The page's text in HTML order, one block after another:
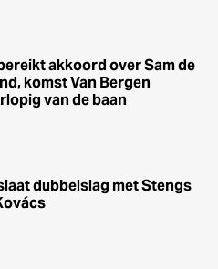
akkoord over Sam de
komst Van Bergen
van de baan
dubbelslag met Stengs